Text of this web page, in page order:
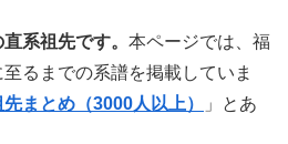
系祖先です。 本ページでは、福
るまでの系譜を掲載していま
まとめ（3000人以上）
」とあ